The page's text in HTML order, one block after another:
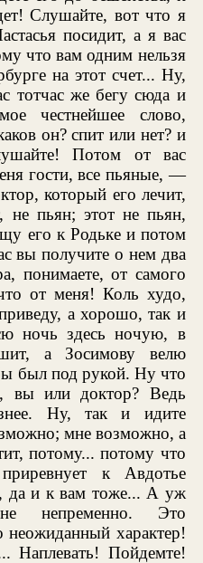
Слушайте, вот что я
посидит, а я вас
что вам одним нельзя
на этот счет... Ну,
тотчас же бегу сюда и
честнейшее слово,
он? спит или нет? и
Потом от вас
гости, все пьяные, —
который его лечит,
не пьян; этот не пьян,
его к Родьке и потом
вы получите о нем два
понимаете, от самого
от меня! Коль худо,
а хорошо, так и
ночь здесь ночую, в
а Зосимову велю
был под рукой. Ну что
вы или доктор? Ведь
Ну, так и идите
мне возможно, а
потому... потому что
к Авдотье
да и к вам тоже... А уж
непременно. Это
характер!
Наплевать! Пойдемте!